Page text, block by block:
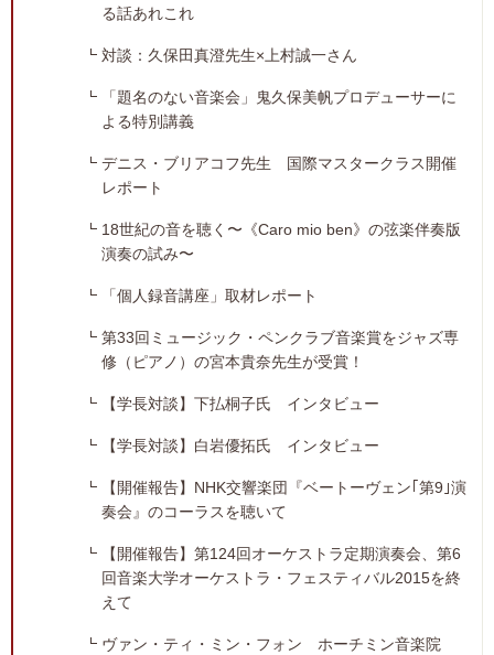
る話あれこれ
対談：久保田真澄先生×上村誠一さん
「題名のない音楽会」鬼久保美帆プロデューサーに
よる特別講義
デニス・ブリアコフ先生 国際マスタークラス開催
レポート
18世紀の音を聴く〜《Caro mio ben》の弦楽伴奏版
演奏の試み〜
「個人録音講座」取材レポート
第33回ミュージック・ペンクラブ音楽賞をジャズ専
修（ピアノ）の宮本貴奈先生が受賞！
【学長対談】下払桐子氏 インタビュー
【学長対談】白岩優拓氏 インタビュー
【開催報告】NHK交響楽団『ベートーヴェン｢第9｣演
奏会』のコーラスを聴いて
【開催報告】第124回オーケストラ定期演奏会、第6
回音楽大学オーケストラ・フェスティバル2015を終
えて
ヴァン・ティ・ミン・フォン ホーチミン音楽院